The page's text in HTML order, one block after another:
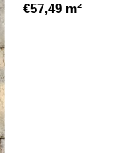
€57,49 m²